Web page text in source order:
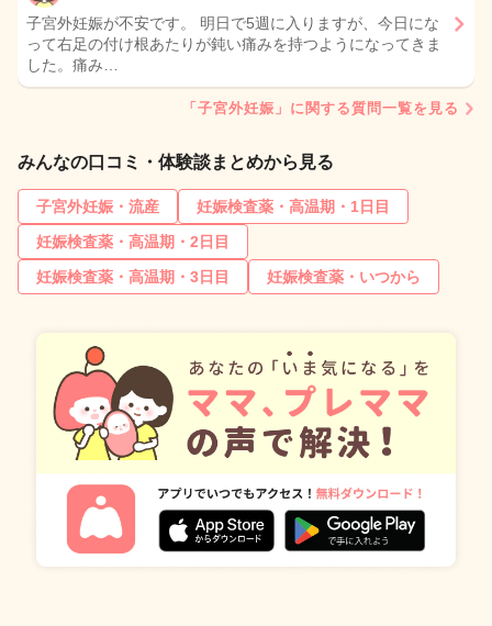
子宮外妊娠が不安です。 明日で5週に入りますが、今日にな
って右足の付け根あたりが鈍い痛みを持つようになってきま
した。痛み…
「子宮外妊娠」に関する質問一覧を見る
みんなの口コミ・体験談まとめから見る
子宮外妊娠・流産
妊娠検査薬・高温期・1日目
妊娠検査薬・高温期・2日目
妊娠検査薬・高温期・3日目
妊娠検査薬・いつから